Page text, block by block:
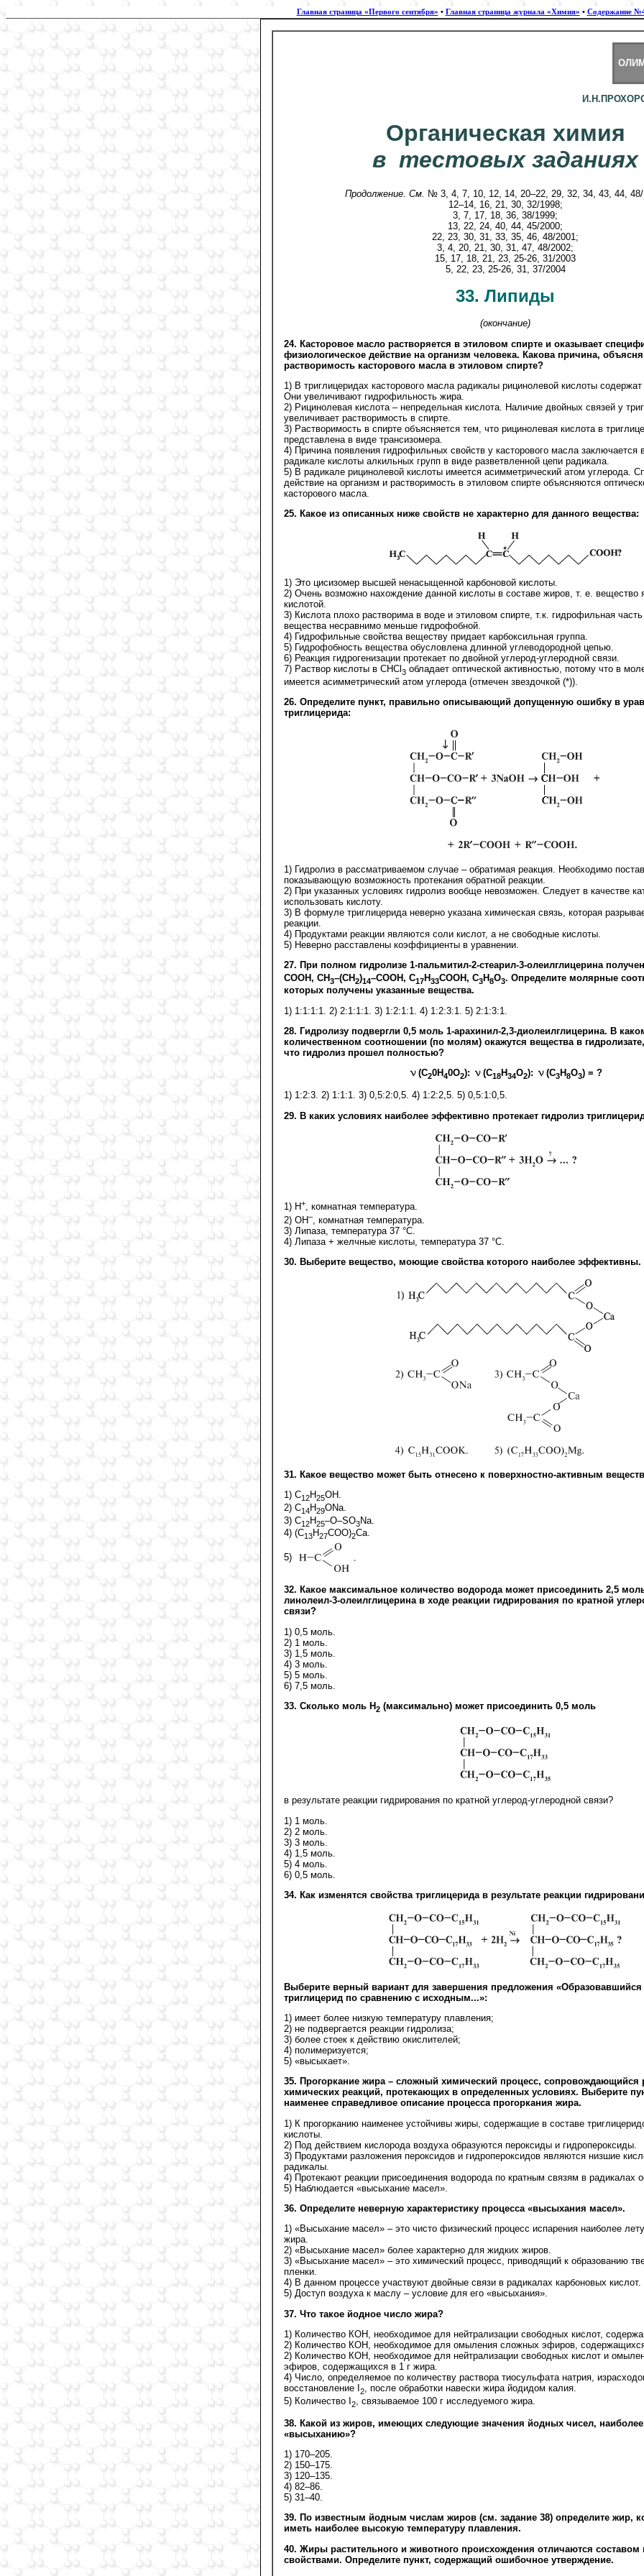
Главная страница «Первого сентября» • Главная страница журнала «Химия» • Содержание
Органическая химия
в тестовых заданиях
Продолжение. См. № 3, 4, 7, 10, 12, 14, 20–22, 29, 32, 34, 43, 44,
12–14, 16, 21, 30, 32/1998;
3, 7, 17, 18, 36, 38/1999;
13, 22, 24, 40, 44, 45/2000;
22, 23, 30, 31, 33, 35, 46, 48/2001;
3, 4, 20, 21, 30, 31, 47, 48/2002;
15, 17, 18, 21, 23, 25-26, 31/2003
5, 22, 23, 25-26, 31, 37/2004
33. Липиды
(окончание)
24. Касторовое масло растворяется в этиловом спирте и оказывает
физиологическое действие на организм человека. Какова причина,
растворимость касторового масла в этиловом спирте?
1) В триглицеридах касторового масла радикалы рицинолевой кислоты содержат
Они увеличивают гидрофильность жира.
2) Рицинолевая кислота – непредельная кислота. Наличие двойных связей у
увеличивает растворимость в спирте.
3) Растворимость в спирте объясняется тем, что рицинолевая кислота в
представлена в виде трансизомера.
4) Причина появления гидрофильных свойств у касторового масла заключается
радикале кислоты алкильных групп в виде разветвленной цепи радикала.
5) В радикале рицинолевой кислоты имеется асимметрический атом углерода.
действие на организм и растворимость в этиловом спирте объясняются
касторового масла.
25. Какое из описанных ниже свойств не характерно для данного вещества:
1) Это цисизомер высшей ненасыщенной карбоновой кислоты.
2) Очень возможно нахождение данной кислоты в составе жиров, т. е. вещество
кислотой.
3) Кислота плохо растворима в воде и этиловом спирте, т.к. гидрофильная
вещества несравнимо меньше гидрофобной.
4) Гидрофильные свойства веществу придает карбоксильная группа.
5) Гидрофобность вещества обусловлена длинной углеводородной цепью.
6) Реакция гидрогенизации протекает по двойной углерод-углеродной связи.
7) Раствор кислоты в СНСl 3 обладает оптической активностью, потому что в
имеется асимметрический атом углерода (отмечен звездочкой (*)).
26. Определите пункт, правильно описывающий допущенную ошибку в
триглицерида:
1) Гидролиз в рассматриваемом случае – обратимая реакция. Необходимо
показывающую возможность протекания обратной реакции.
2) При указанных условиях гидролиз вообще невозможен. Следует в качестве
использовать кислоту.
3) В формуле триглицерида неверно указана химическая связь, которая
реакции.
4) Продуктами реакции являются соли кислот, а не свободные кислоты.
5) Неверно расставлены коэффициенты в уравнении.
27. При полном гидролизе 1-пальмитил-2-стеарил-3-олеилглицерина
COOH, CH3–(CH2)14–COOH, C17H33COOH, C3H8O3. Определите молярные
которых получены указанные вещества.
1) 1:1:1:1. 2) 2:1:1:1. 3) 1:2:1:1. 4) 1:2:3:1. 5) 2:1:3:1.
28. Гидролизу подвергли 0,5 моль 1-арахинил-2,3-диолеилглицерина. В
количественном соотношении (по молям) окажутся вещества в
что гидролиз прошел полностью?
(С20Н40O2): (С18Н34О2): (С3Н8O3) = ?
1) 1:2:3. 2) 1:1:1. 3) 0,5:2:0,5. 4) 1:2:2,5. 5) 0,5:1:0,5.
29. В каких условиях наиболее эффективно протекает гидролиз
1) Н+, комнатная температура.
2) ОН–, комнатная температура.
3) Липаза, температура 37 °С.
4) Липаза + желчные кислоты, температура 37 °С.
30. Выберите вещество, моющие свойства которого наиболее эффективны.
31. Какое вещество может быть отнесено к поверхностно-активным
1) С12Н25ОН.
2) С14Н29ОNa.
3) С12Н25–O–SO3Na.
4) (С13Н27COO)2Ca.
5)
32. Какое максимальное количество водорода может присоединить 2,5
линолеил-3-олеилглицерина в ходе реакции гидрирования по кратной
связи?
1) 0,5 моль.
2) 1 моль.
3) 1,5 моль.
4) 3 моль.
5) 5 моль.
6) 7,5 моль.
33. Сколько моль Н2 (максимально) может присоединить 0,5 моль
в результате реакции гидрирования по кратной углерод-углеродной связи?
1) 1 моль.
2) 2 моль.
3) 3 моль.
4) 1,5 моль.
5) 4 моль.
6) 0,5 моль.
34. Как изменятся свойства триглицерида в результате реакции
Выберите верный вариант для завершения предложения «Образовавшийся
триглицерид по сравнению с исходным...»:
1) имеет более низкую температуру плавления;
2) не подвергается реакции гидролиза;
3) более стоек к действию окислителей;
4) полимеризуется;
5) «высыхает».
35. Прогоркание жира – сложный химический процесс, сопровождающийся
химических реакций, протекающих в определенных условиях. Выберите
наименее справедливое описание процесса прогоркания жира.
1) К прогорканию наименее устойчивы жиры, содержащие в составе
кислоты.
2) Под действием кислорода воздуха образуются пероксиды и гидропероксиды.
3) Продуктами разложения пероксидов и гидропероксидов являются низшие
радикалы.
4) Протекают реакции присоединения водорода по кратным связям в радикалах
5) Наблюдается «высыхание масел».
36. Определите неверную характеристику процесса «высыхания масел».
1) «Высыхание масел» – это чисто физический процесс испарения наиболее
жира.
2) «Высыхание масел» более характерно для жидких жиров.
3) «Высыхание масел» – это химический процесс, приводящий к образованию
пленки.
4) В данном процессе участвуют двойные связи в радикалах карбоновых кислот.
5) Доступ воздуха к маслу – условие для его «высыхания».
37. Что такое йодное число жира?
1) Количество КОН, необходимое для нейтрализации свободных кислот,
2) Количество КОН, необходимое для омыления сложных эфиров,
2) Количество КОН, необходимое для нейтрализации свободных кислот и
эфиров, содержащихся в 1 г жира.
4) Число, определяемое по количеству раствора тиосульфата натрия,
восстановление I
2
, после обработки навески жира йодидом калия.
5) Количество I2 , связываемое 100 г исследуемого жира.
38. Какой из жиров, имеющих следующие значения йодных чисел, наиболее
«высыханию»?
1) 170–205.
2) 150–175.
3) 120–135.
4) 82–86.
5) 31–40.
39. По известным йодным числам жиров (см. задание 38) определите жир,
иметь наиболее высокую температуру плавления.
40. Жиры растительного и животного происхождения отличаются
свойствами. Определите пункт, содержащий ошибочное утверждение.